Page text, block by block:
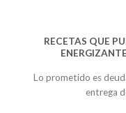
RECETAS QUE
Lo prometido es
entrega